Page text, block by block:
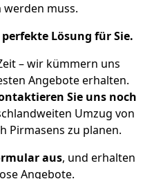
werden muss.
Lösung für Sie.
– wir kümmern uns
Angebote erhalten.
Sie uns noch
Umzug von
Pirmasens zu planen.
aus, und erhalten
Angebote.